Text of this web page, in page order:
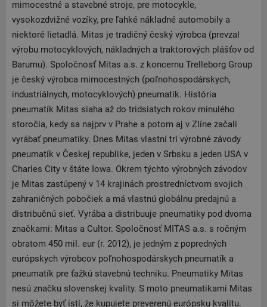
mimocestné a stavebné stroje, pre motocykle,
vysokozdvižné vozíky, pre ľahké nákladné automobily a
niektoré lietadlá. Mitas je tradičný český výrobca (prevzal
výrobu motocyklových, nákladných a traktorových plášťov od
Barumu). Spoločnosť Mitas a.s. z koncernu Trelleborg Group
je český výrobca mimocestných (poľnohospodárskych,
industriálnych, motocyklových) pneumatík. História
pneumatík Mitas siaha až do tridsiatych rokov minulého
storočia, kedy sa najprv v Prahe a potom aj v Zlíne začali
vyrábať pneumatiky. Dnes Mitas vlastní tri výrobné závody
pneumatík v Českej republike, jeden v Srbsku a jeden USA v
Charles City v štáte Iowa. Okrem týchto výrobných závodov
je Mitas zastúpený v 14 krajinách prostredníctvom svojich
zahraničných pobočiek a má vlastnú globálnu predajnú a
distribučnú sieť. Vyrába a distribuuje pneumatiky pod dvoma
značkami: Mitas a Cultor. Spoločnosť MITAS a.s. s ročným
obratom 450 mil. eur (r. 2012), je jedným z popredných
európskych výrobcov poľnohospodárskych pneumatík a
pneumatík pre ťažkú ​​stavebnú techniku. Pneumatiky Mitas
nesú značku slovenskej kvality. S moto pneumatikami Mitas
si môžete byť istí, že kupujete preverenú európsku kvalitu.